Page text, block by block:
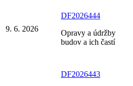
9. 6. 2026
DF2026444
Opravy a údržby
budov a ich častí
DF2026443